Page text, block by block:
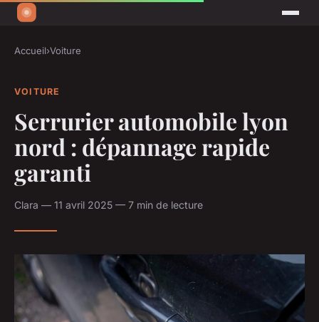
Accueil›Voiture
VOITURE
Serrurier automobile lyon
nord : dépannage rapide
garanti
Clara — 11 avril 2025 — 7 min de lecture